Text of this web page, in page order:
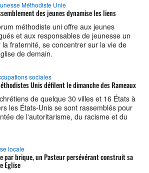
Méthodiste Unie
des jeunes dynamise les liens
méthodiste uni offre aux jeunes
et aux responsables de jeunesse un
fraternité, se concentrer sur la vie de
de demain.
sociales
Unis défilent le dimanche des Rameaux
de quelque 30 villes et 16 États à
les États-Unis se sont rassemblés pour
de l'autoritarisme, du racisme et du
locale
par brique, un Pasteur persévérant construit sa
Eglise